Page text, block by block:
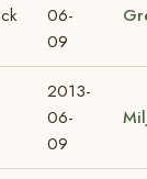
06-
09
2013-
06-
09